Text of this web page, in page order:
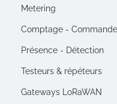
Metering
Comptage - Commande
Présence - Détection
Testeurs & répéteurs
Gateways LoRaWAN